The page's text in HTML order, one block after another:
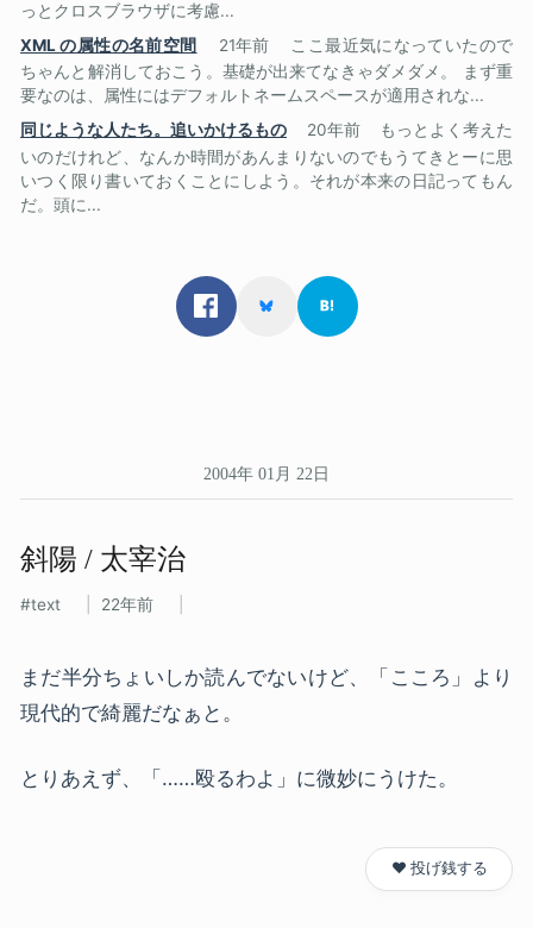
っとクロスブラウザに考慮...
XML の属性の名前空間
21年前
ここ最近気になっていたので
ちゃんと解消しておこう。基礎が出来てなきゃダメダメ。 まず重
要なのは、属性にはデフォルトネームスペースが適用されな...
同じような人たち。追いかけるもの
20年前
もっとよく考えた
いのだけれど、なんか時間があんまりないのでもうてきとーに思
いつく限り書いておくことにしよう。それが本来の日記ってもん
だ。頭に...
2004年 01月 22日
斜陽 / 太宰治
text 22年前
まだ半分ちょいしか読んでないけど、「こころ」より
現代的で綺麗だなぁと。
とりあえず、「……殴るわよ」に微妙にうけた。
❤️ 投げ銭する